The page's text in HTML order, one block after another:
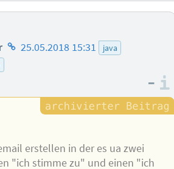
Homepage
25.05.2018 15:31
java
–
erstellen in der es ua zwei
"ich stimme zu" und einen "ich